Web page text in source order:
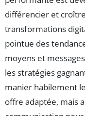
différencier et
transformations
pointue des
moyens et
les stratégies
manier habilement
offre adaptée, mais